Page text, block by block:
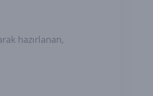
hazırlanan,